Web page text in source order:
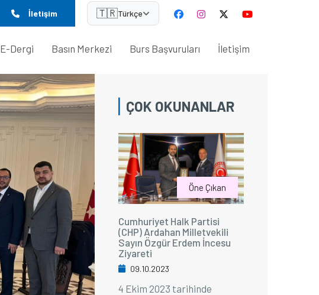
İletişim 🇹🇷Türkçe
E-Dergi Basın Merkezi Burs Başvuruları İletişim
ÇOK OKUNANLAR
Öne Çıkan
Cumhuriyet Halk Partisi
(CHP) Ardahan Milletvekili
Sayın Özgür Erdem İncesu
Ziyareti
09.10.2023
4 Ekim 2023 tarihinde